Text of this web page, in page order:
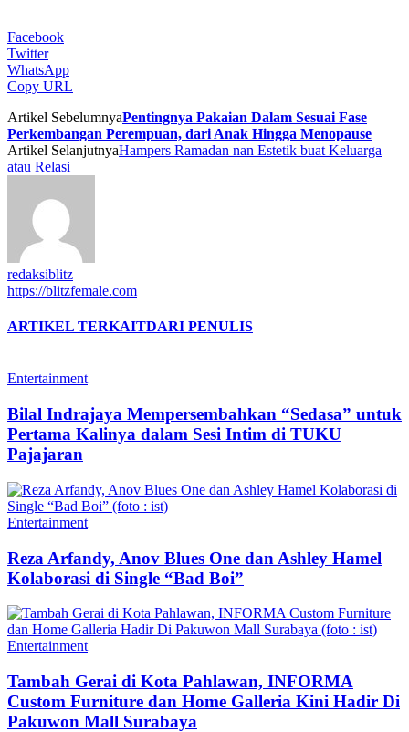
Facebook
Twitter
WhatsApp
Copy URL
Artikel SebelumnyaPentingnya Pakaian Dalam Sesuai Fase
Perkembangan Perempuan, dari Anak Hingga Menopause
Artikel SelanjutnyaHampers Ramadan nan Estetik buat Keluarga
atau Relasi
redaksiblitz
https://blitzfemale.com
ARTIKEL TERKAITDARI PENULIS
Entertainment
Bilal Indrajaya Mempersembahkan “Sedasa” untuk
Pertama Kalinya dalam Sesi Intim di TUKU
Pajajaran
Entertainment
Reza Arfandy, Anov Blues One dan Ashley Hamel
Kolaborasi di Single “Bad Boi”
Entertainment
Tambah Gerai di Kota Pahlawan, INFORMA
Custom Furniture dan Home Galleria Kini Hadir Di
Pakuwon Mall Surabaya